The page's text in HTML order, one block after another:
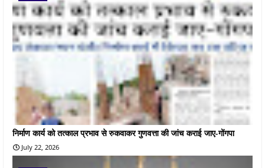
निर्माण कार्य को तत्काल प्रभाव से रुकवाकर गुणवत्ता की जांच कराई जाए-गोंगपा
July 22, 2026